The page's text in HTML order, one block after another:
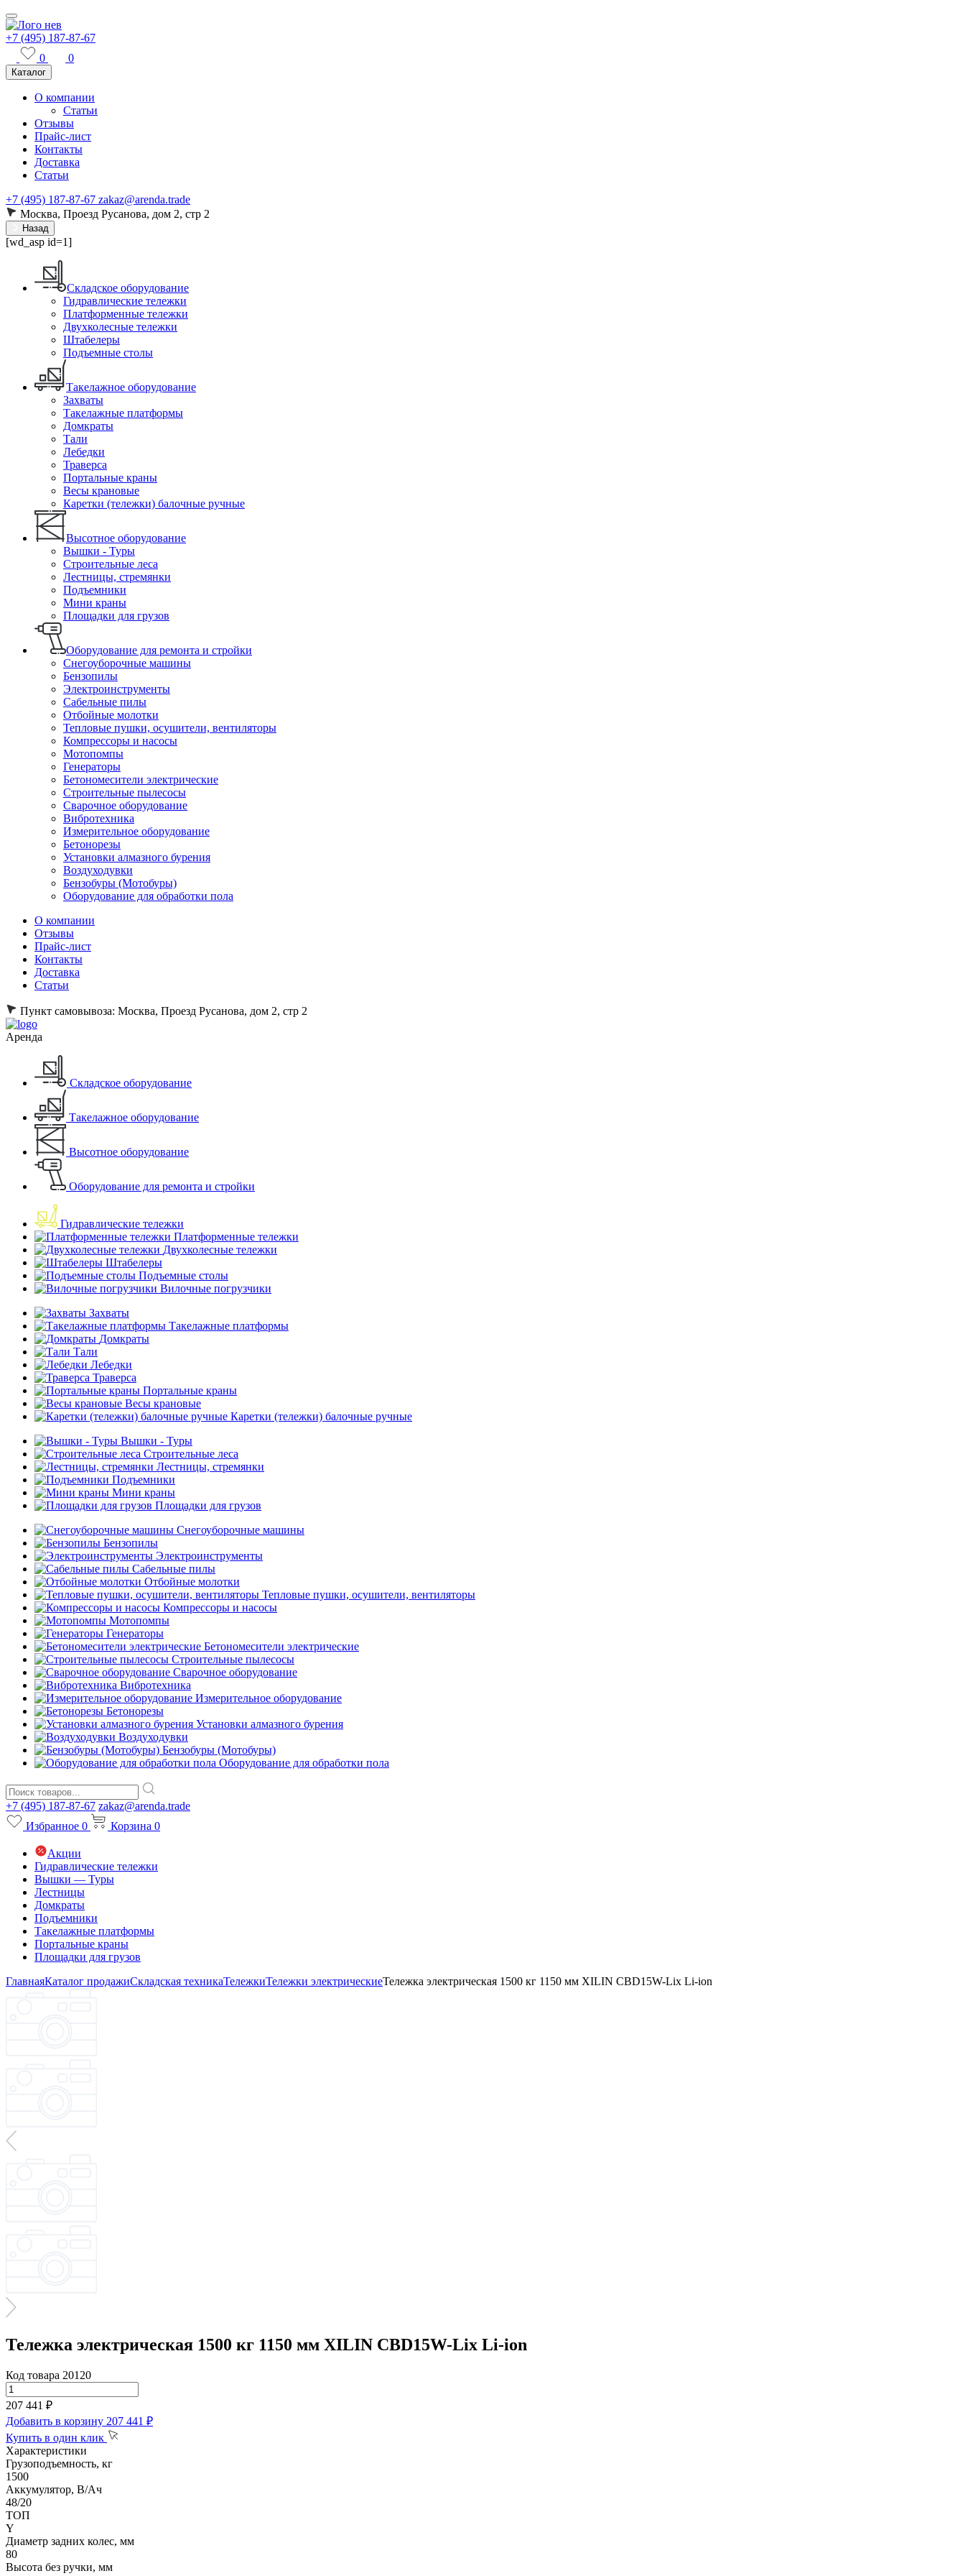
+7 (495) 187-87-67
0
0
Каталог
О компании
Статьи
Отзывы
Прайс-лист
Контакты
Доставка
Статьи
+7 (495) 187-87-67 zakaz@arenda.trade
Москва, Проезд Русанова, дом 2, стр 2
Назад
[wd_asp id=1]
Складское оборудование
Гидравлические тележки
Платформенные тележки
Двухколесные тележки
Штабелеры
Подъемные столы
Такелажное оборудование
Захваты
Такелажные платформы
Домкраты
Тали
Лебедки
Траверса
Портальные краны
Весы крановые
Каретки (тележки) балочные ручные
Высотное оборудование
Вышки - Туры
Строительные леса
Лестницы, стремянки
Подъемники
Мини краны
Площадки для грузов
Оборудование для ремонта и стройки
Снегоуборочные машины
Бензопилы
Электроинструменты
Сабельные пилы
Отбойные молотки
Тепловые пушки, осушители, вентиляторы
Компрессоры и насосы
Мотопомпы
Генераторы
Бетономесители электрические
Строительные пылесосы
Сварочное оборудование
Вибротехника
Измерительное оборудование
Бетонорезы
Установки алмазного бурения
Воздуходувки
Бензобуры (Мотобуры)
Оборудование для обработки пола
О компании
Отзывы
Прайс-лист
Контакты
Доставка
Статьи
Пункт самовывоза: Москва, Проезд Русанова, дом 2, стр 2
Аренда
Складское оборудование
Такелажное оборудование
Высотное оборудование
Оборудование для ремонта и стройки
Гидравлические тележки
Платформенные тележки
Двухколесные тележки
Штабелеры
Подъемные столы
Вилочные погрузчики
Захваты
Такелажные платформы
Домкраты
Тали
Лебедки
Траверса
Портальные краны
Весы крановые
Каретки (тележки) балочные ручные
Вышки - Туры
Строительные леса
Лестницы, стремянки
Подъемники
Мини краны
Площадки для грузов
Снегоуборочные машины
Бензопилы
Электроинструменты
Сабельные пилы
Отбойные молотки
Тепловые пушки, осушители, вентиляторы
Компрессоры и насосы
Мотопомпы
Генераторы
Бетономесители электрические
Строительные пылесосы
Сварочное оборудование
Вибротехника
Измерительное оборудование
Бетонорезы
Установки алмазного бурения
Воздуходувки
Бензобуры (Мотобуры)
Оборудование для обработки пола
+7 (495) 187-87-67 zakaz@arenda.trade
Избранное 0 Корзина 0
Акции
Гидравлические тележки
Вышки — Туры
Лестницы
Домкраты
Подъемники
Такелажные платформы
Портальные краны
Площадки для грузов
ГлавнаяКаталог продажиСкладская техникаТележкиТележки электрическиеТележка электрическая 1500 кг 1150 мм XILIN CBD15W-Lix Li-ion
Тележка электрическая 1500 кг 1150 мм XILIN CBD15W-Lix Li-ion
Код товара 20120
207 441 ₽
Добавить в корзину 207 441 ₽
Купить в один клик
Характеристики
Грузоподъемность, кг
1500
Аккумулятор, В/Ач
48/20
ТОП
Y
Диаметр задних колес, мм
80
Высота без ручки, мм